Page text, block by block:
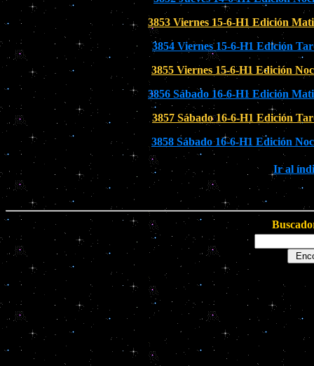
3853 Viernes 15-6-H1 Edición
3854 Viernes 15-6-H1 Edición
3855 Viernes 15-6-H1 Edición
3856 Sábado 16-6-H1 Edición
3857 Sábado 16-6-H1 Edición
3858 Sábado 16-6-H1 Edición
Ir al